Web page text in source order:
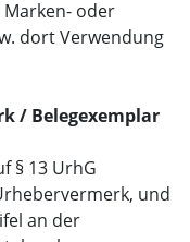
Marken- oder
dort Verwendung
/ Belegexemplar
§ 13 UrhG
und
an der